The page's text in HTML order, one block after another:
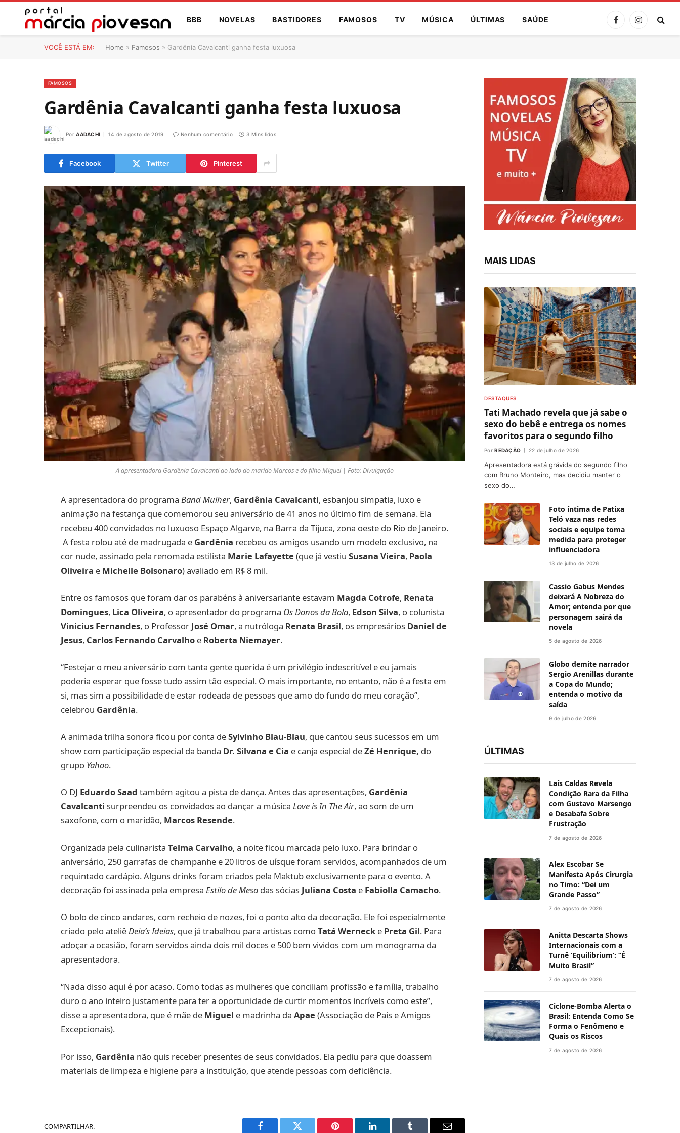
BBB NOVELAS BASTIDORES FAMOSOS TV MÚSICA ÚLTIMAS SAÚDE FacebookInstagram
VOCÊ ESTÁ EM: Home » Famosos » Gardênia Cavalcanti ganha festa luxuosa
FAMOSOS
Gardênia Cavalcanti ganha festa luxuosa
Por AADACHI 14 de agosto de 2019 Nenhum comentário 3 Mins lidos
Facebook Twitter Pinterest
A apresentadora Gardênia Cavalcanti ao lado do marido Marcos e do filho Miguel | Foto: Divulgação
A apresentadora do programa Band Mulher, Gardênia Cavalcanti, esbanjou simpatia, luxo e
animação na festança que comemorou seu aniversário de 41 anos no último fim de semana. Ela
recebeu 400 convidados no luxuoso Espaço Algarve, na Barra da Tijuca, zona oeste do Rio de Janeiro.
A festa rolou até de madrugada e Gardênia recebeu os amigos usando um modelo exclusivo, na
cor nude, assinado pela renomada estilista Marie Lafayette (que já vestiu Susana Vieira, Paola
Oliveira e Michelle Bolsonaro) avaliado em R$ 8 mil.
Entre os famosos que foram dar os parabéns à aniversariante estavam Magda Cotrofe, Renata
Domingues, Lica Oliveira, o apresentador do programa Os Donos da Bola, Edson Silva, o colunista
Vinicius Fernandes, o Professor José Omar, a nutróloga Renata Brasil, os empresários Daniel de
Jesus, Carlos Fernando Carvalhoe Roberta Niemayer.
“Festejar o meu aniversário com tanta gente querida é um privilégio indescritível e eu jamais
poderia esperar que fosse tudo assim tão especial. O mais importante, no entanto, não é a festa em
si, mas sim a possibilidade de estar rodeada de pessoas que amo do fundo do meu coração”,
celebrou Gardênia.
A animada trilha sonora ficou por conta deSylvinho Blau-Blau, que cantou seus sucessos em um
show com participação especial da banda Dr. Silvana e Cia e canja especial deZé Henrique, do
grupo Yahoo.
O DJ Eduardo Saad também agitou a pista de dança. Antes das apresentações, Gardênia
Cavalcanti surpreendeu os convidados ao dançar a música Love is In The Air, ao som de um
saxofone, com o maridão, Marcos Resende.
Organizada pela culinarista Telma Carvalho, a noite ficou marcada pelo luxo. Para brindar o
aniversário, 250 garrafas de champanhe e 20 litros de uísque foram servidos, acompanhados de um
requintado cardápio. Alguns drinks foram criados pela Maktub exclusivamente para o evento. A
decoração foi assinada pela empresa Estilo de Mesadas sócias Juliana Costa e Fabiolla Camacho.
O bolo de cinco andares, com recheio de nozes, foi o ponto alto da decoração. Ele foi especialmente
criado pelo ateliêDeia’s Ideias, que já trabalhou para artistas comoTatá Wernecke Preta Gil. Para
adoçar a ocasião, foram servidos ainda dois mil doces e 500 bem vividos com um monograma da
apresentadora.
“Nada disso aqui é por acaso. Como todas as mulheres que conciliam profissão e família, trabalho
duro o ano inteiro justamente para ter a oportunidade de curtir momentos incríveis como este”,
disse a apresentadora, que é mãe de Miguel e madrinha da Apae (Associação de Pais e Amigos
Excepcionais).
Por isso, Gardênia não quis receber presentes de seus convidados. Ela pediu para que doassem
materiais de limpeza e higiene para a instituição, que atende pessoas com deficiência.
COMPARTILHAR.
MAIS LIDAS
DESTAQUES
Tati Machado revela que já sabe o
sexo do bebê e entrega os nomes
favoritos para o segundo filho
Por REDAÇÃO 22 de julho de 2026
Apresentadora está grávida do segundo filho
com Bruno Monteiro, mas decidiu manter o
sexo do…
Foto íntima de Patixa
Teló vaza nas redes
sociais e equipe toma
medida para proteger
influenciadora
13 de julho de 2026
Cassio Gabus Mendes
deixará A Nobreza do
Amor; entenda por que
personagem sairá da
novela
5 de agosto de 2026
Globo demite narrador
Sergio Arenillas durante
a Copa do Mundo;
entenda o motivo da
saída
9 de julho de 2026
ÚLTIMAS
Laís Caldas Revela
Condição Rara da Filha
com Gustavo Marsengo
e Desabafa Sobre
Frustração
7 de agosto de 2026
Alex Escobar Se
Manifesta Após Cirurgia
no Timo: “Dei um
Grande Passo”
7 de agosto de 2026
Anitta Descarta Shows
Internacionais com a
Turnê ‘Equilibrium’: “É
Muito Brasil”
7 de agosto de 2026
Ciclone-Bomba Alerta o
Brasil: Entenda Como Se
Forma o Fenômeno e
Quais os Riscos
7 de agosto de 2026